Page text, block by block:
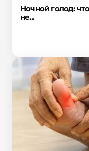
Ночной голод:
не...